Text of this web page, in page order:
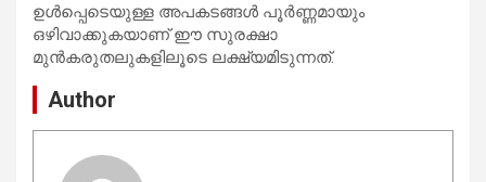
ഉൾപ്പെടെയുള്ള അപകടങ്ങൾ പൂർണ്ണമായും
ഒഴിവാക്കുകയാണ് ഈ സുരക്ഷാ
മുൻകരുതലുകളിലൂടെ ലക്ഷ്യമിടുന്നത്.
Author